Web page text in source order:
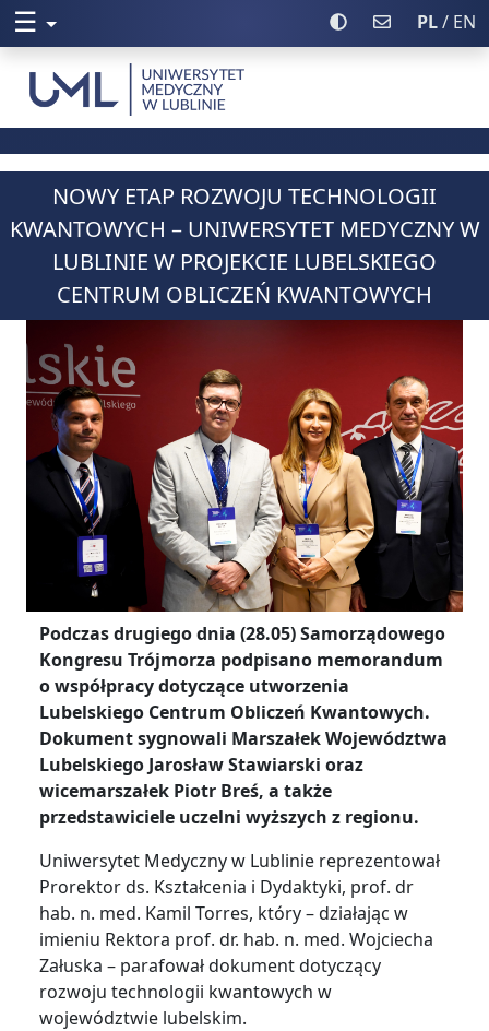
PL/ EN
Poczta UML
Włącz wysoki
☰ Rozwiń menu
Uniwersytet Medyczny w Lublinie
NOWY ETAP ROZWOJU TECHNOLOGII
KWANTOWYCH – UNIWERSYTET MEDYCZNY W
LUBLINIE W PROJEKCIE LUBELSKIEGO
CENTRUM OBLICZEŃ KWANTOWYCH
Podczas drugiego dnia (28.05) Samorządowego
Kongresu Trójmorza podpisano memorandum
o współpracy dotyczące utworzenia
Lubelskiego Centrum Obliczeń Kwantowych.
Dokument sygnowali Marszałek Województwa
Lubelskiego Jarosław Stawiarski oraz
wicemarszałek Piotr Breś, a także
przedstawiciele uczelni wyższych z regionu.
Uniwersytet Medyczny w Lublinie reprezentował
Prorektor ds. Kształcenia i Dydaktyki, prof. dr
hab. n. med. Kamil Torres, który – działając w
imieniu Rektora prof. dr. hab. n. med. Wojciecha
Załuska – parafował dokument dotyczący
rozwoju technologii kwantowych w
województwie lubelskim.